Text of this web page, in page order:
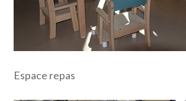
Espace repas